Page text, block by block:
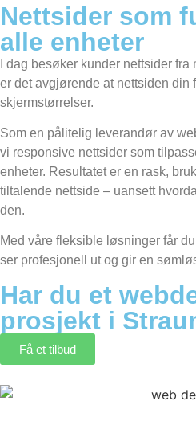
Nettsider som
alle enheter
I dag besøker kunder nettsider
er det avgjørende at nettsiden din
skjermstørrelser.
Som en pålitelig leverandør av
vi responsive nettsider som
enheter. Resultatet er en rask,
tiltalende nettside – uansett
den.
Med våre fleksible løsninger får
ser profesjonell ut og gir en
Har du et
prosjekt i
Få et tilbud